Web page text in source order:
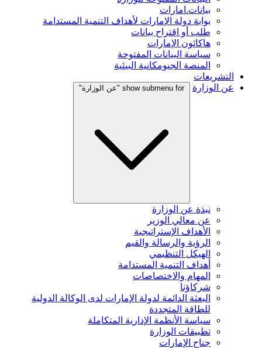
بيانات.امارات
بوابة دولة الإمارات لأهداف التنمية المستدامة
طلب أو اقتراح بيانات
هاكاثون الإمارات
سياسة البيانات المفتوحة
المنصة الجيومكانية البيئية
التشريعات
عن الوزارة
show submenu for "عن الوزارة"
نبذة عن الوزارة
عن معالي الوزير
الأهداف الإستراتيجية
الرؤية والرسالة والقيم
الهيكل التنظيمي
أهداف التنمية المستدامة
المهام والاختصاصات
شركاؤنا
البعثة الدائمة لدولة الإمارات لدى الوكالة الدولية
للطاقة المتجددة
سياسة الأنظمة الإدارية المتكاملة
تطبيقات الوزارة
جناح الإمارات